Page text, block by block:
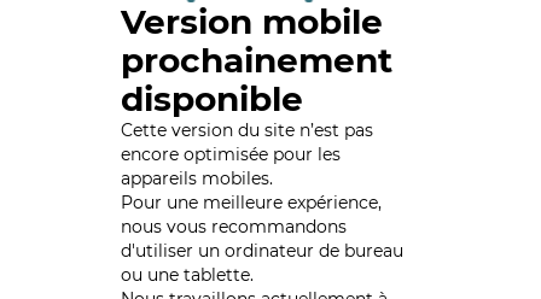
Version mobile
prochainement
disponible
Cette version du site n’est pas
encore optimisée pour les
appareils mobiles.
Pour une meilleure expérience,
nous vous recommandons
d'utiliser un ordinateur de bureau
ou une tablette.